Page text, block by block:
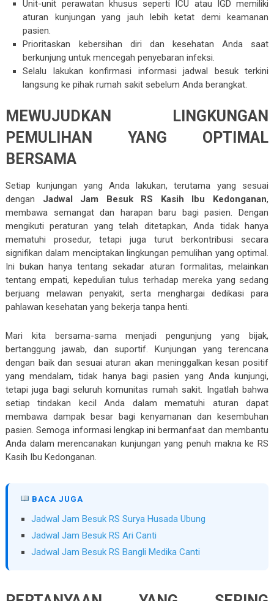
Unit-unit perawatan khusus seperti ICU atau IGD memiliki
aturan kunjungan yang jauh lebih ketat demi keamanan
pasien.
Prioritaskan kebersihan diri dan kesehatan Anda saat
berkunjung untuk mencegah penyebaran infeksi.
Selalu lakukan konfirmasi informasi jadwal besuk terkini
langsung ke pihak rumah sakit sebelum Anda berangkat.
MEWUJUDKAN LINGKUNGAN
PEMULIHAN YANG OPTIMAL
BERSAMA
Setiap kunjungan yang Anda lakukan, terutama yang sesuai
dengan Jadwal Jam Besuk RS Kasih Ibu Kedonganan,
membawa semangat dan harapan baru bagi pasien. Dengan
mengikuti peraturan yang telah ditetapkan, Anda tidak hanya
mematuhi prosedur, tetapi juga turut berkontribusi secara
signifikan dalam menciptakan lingkungan pemulihan yang optimal.
Ini bukan hanya tentang sekadar aturan formalitas, melainkan
tentang empati, kepedulian tulus terhadap mereka yang sedang
berjuang melawan penyakit, serta menghargai dedikasi para
pahlawan kesehatan yang bekerja tanpa henti.
Mari kita bersama-sama menjadi pengunjung yang bijak,
bertanggung jawab, dan suportif. Kunjungan yang terencana
dengan baik dan sesuai aturan akan meninggalkan kesan positif
yang mendalam, tidak hanya bagi pasien yang Anda kunjungi,
tetapi juga bagi seluruh komunitas rumah sakit. Ingatlah bahwa
setiap tindakan kecil Anda dalam mematuhi aturan dapat
membawa dampak besar bagi kenyamanan dan kesembuhan
pasien. Semoga informasi lengkap ini bermanfaat dan membantu
Anda dalam merencanakan kunjungan yang penuh makna ke RS
Kasih Ibu Kedonganan.
BACA JUGA
Jadwal Jam Besuk RS Surya Husada Ubung
Jadwal Jam Besuk RS Ari Canti
Jadwal Jam Besuk RS Bangli Medika Canti